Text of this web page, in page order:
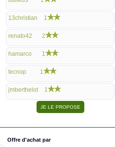
13christian 1
renato42 2
hamarco 1
tecnop 1
jmberthelot 1
Offre d'achat par